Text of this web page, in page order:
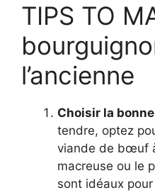
TIPS TO
l’ancienne
Choisir la
tendre, optez
viande de bœuf
macreuse ou le
sont idéaux